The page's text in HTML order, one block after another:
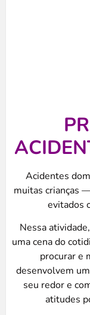
Acidentes
muitas crianças
evitados
Nessa
uma cena do
procurar e
desenvolvem
seu redor e
atitudes